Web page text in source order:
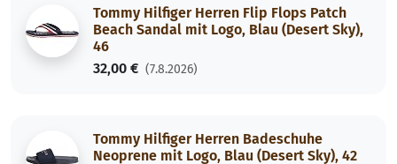
Tommy Hilfiger Herren Flip Flops Patch
Beach Sandal mit Logo, Blau (Desert Sky),
46
32,00 € (7.8.2026)
Tommy Hilfiger Herren Badeschuhe
Neoprene mit Logo, Blau (Desert Sky), 42